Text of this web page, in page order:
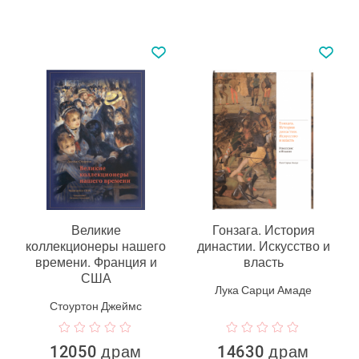
Великие
коллекционеры нашего
времени. Франция и
США
Стоуртон Джеймс
12050 драм
Гонзага. История
династии. Искусство и
власть
Лука Сарци Амаде
14630 драм